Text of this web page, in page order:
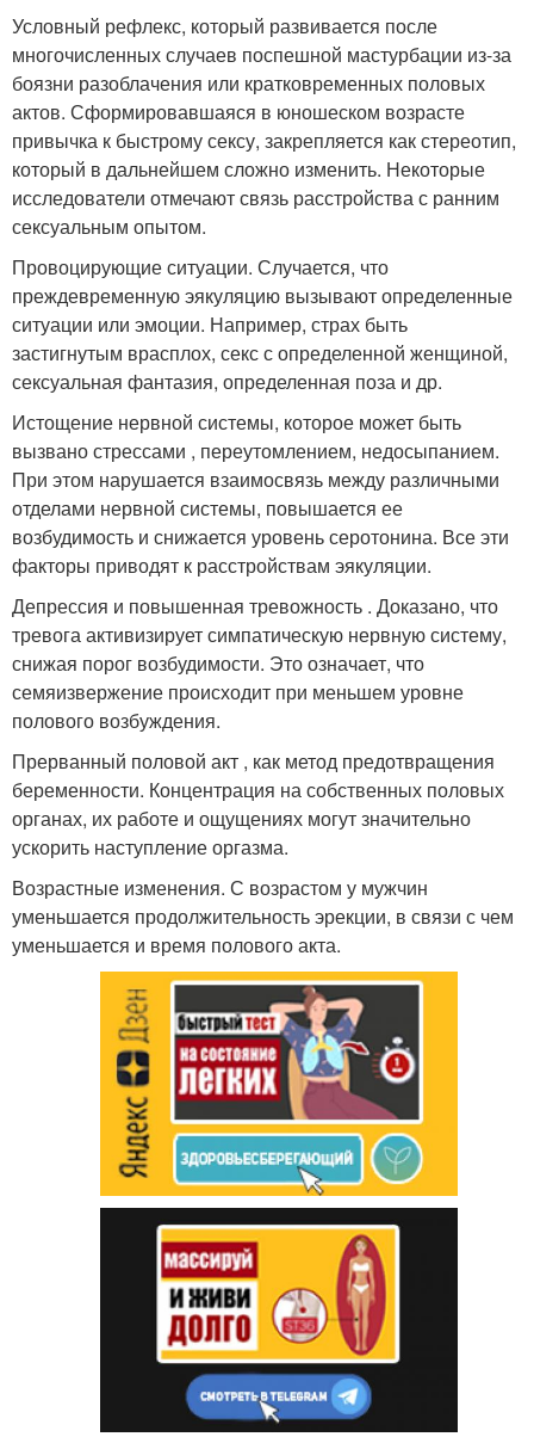
Условный рефлекс, который развивается после
многочисленных случаев поспешной мастурбации из-за
боязни разоблачения или кратковременных половых
актов. Сформировавшаяся в юношеском возрасте
привычка к быстрому сексу, закрепляется как стереотип,
который в дальнейшем сложно изменить. Некоторые
исследователи отмечают связь расстройства с ранним
сексуальным опытом.
Провоцирующие ситуации. Случается, что
преждевременную эякуляцию вызывают определенные
ситуации или эмоции. Например, страх быть
застигнутым врасплох, секс с определенной женщиной,
сексуальная фантазия, определенная поза и др.
Истощение нервной системы, которое может быть
вызвано стрессами , переутомлением, недосыпанием.
При этом нарушается взаимосвязь между различными
отделами нервной системы, повышается ее
возбудимость и снижается уровень серотонина. Все эти
факторы приводят к расстройствам эякуляции.
Депрессия и повышенная тревожность . Доказано, что
тревога активизирует симпатическую нервную систему,
снижая порог возбудимости. Это означает, что
семяизвержение происходит при меньшем уровне
полового возбуждения.
Прерванный половой акт , как метод предотвращения
беременности. Концентрация на собственных половых
органах, их работе и ощущениях могут значительно
ускорить наступление оргазма.
Возрастные изменения. С возрастом у мужчин
уменьшается продолжительность эрекции, в связи с чем
уменьшается и время полового акта.